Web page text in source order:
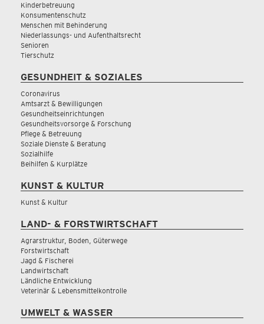
Kinderbetreuung
Konsumentenschutz
Menschen mit Behinderung
Niederlassungs- und Aufenthaltsrecht
Senioren
Tierschutz
GESUNDHEIT & SOZIALES
Coronavirus
Amtsarzt & Bewilligungen
Gesundheitseinrichtungen
Gesundheitsvorsorge & Forschung
Pflege & Betreuung
Soziale Dienste & Beratung
Sozialhilfe
Beihilfen & Kurplätze
KUNST & KULTUR
Kunst & Kultur
LAND- & FORSTWIRTSCHAFT
Agrarstruktur, Boden, Güterwege
Forstwirtschaft
Jagd & Fischerei
Landwirtschaft
Ländliche Entwicklung
Veterinär & Lebensmittelkontrolle
UMWELT & WASSER